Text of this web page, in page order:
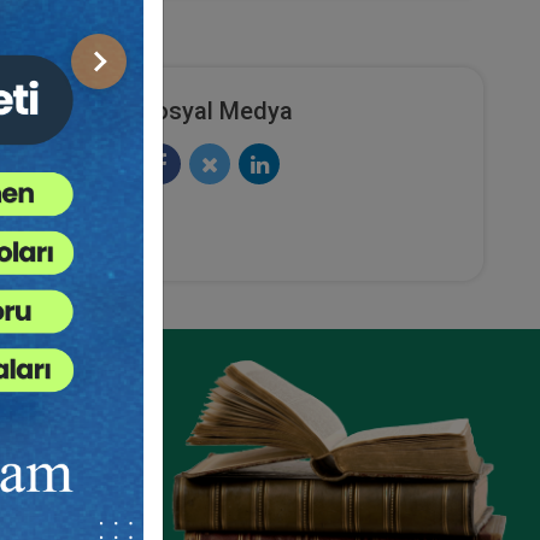
Sonraki
Ekle
Ayni Haklar - IV. Medeni Hukuk
Kongresi - VI. Oturum
360
Tüketici Hukuku Enstitüsü
Sosyal Medya